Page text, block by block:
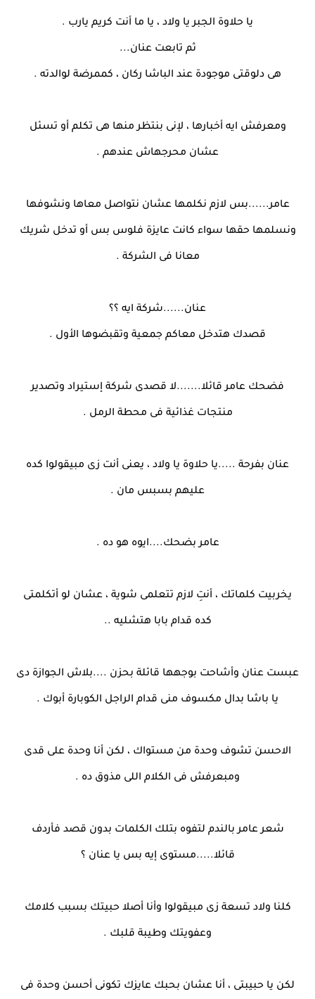
يا حلاوة الجبر يا ولاد ، يا ما أنت كريم يارب .
ثم تابعت عنان...
هى دلوقتى موجودة عند الباشا ركان ، كممرضة لوالدته .
ومعرفش ايه أخبارها ، لإنى بنتظر منها هى تكلم أو تسئل
عشان محرجهاش عندهم .
عامر......بس لازم نكلمها عشان نتواصل معاها ونشوفها
ونسلمها حقها سواء كانت عايزة فلوس بس أو تدخل شريك
معانا فى الشركة .
عنان......شركة ايه ؟؟
قصدك هتدخل معاكم جمعية وتقبضوها الأول .
فضحك عامر قائلا.......لا قصدى شركة إستيراد وتصدير
منتجات غذائية فى محطة الرمل .
عنان بفرحة .....يا حلاوة يا ولاد ، يعنى أنت زى مبيقولوا كده
عليهم بسبس مان .
عامر بضحك....ايوه هو ده .
يخربيت كلماتك ، أنتِ لازم تتعلمى شوية ، عشان لو أتكلمتى
كده قدام بابا هتشليه ..
عبست عنان وأشاحت بوجهها قائلة بحزن ....بلاش الجوازة دى
يا باشا بدال مكسوف منى قدام الراجل الكوبارة أبوك .
الاحسن تشوف وحدة من مستواك ، لكن أنا وحدة على قدى
ومبعرفش فى الكلام اللى مذوق ده .
شعر عامر بالندم لتفوه بتلك الكلمات بدون قصد فأردف
قائلا.....مستوى إيه بس يا عنان ؟
كلنا ولاد تسعة زى مبيقولوا وأنا أصلا حبيتك بسبب كلامك
وعفويتك وطيبة قلبك .
لكن يا حبيبتى ، أنا عشان بحبك عايزك تكونى أحسن وحدة فى